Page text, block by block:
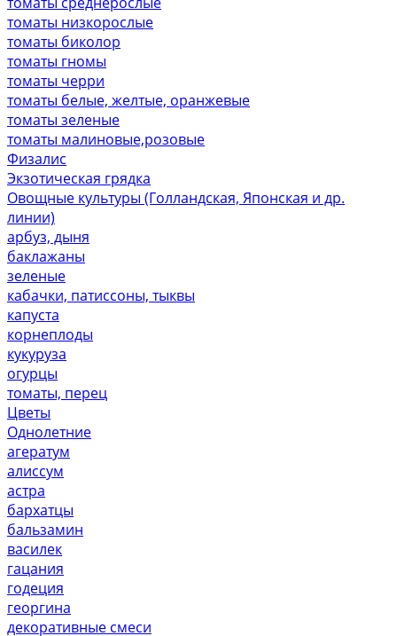
томаты низкорослые
томаты биколор
томаты гномы
томаты черри
томаты белые, желтые, оранжевые
томаты зеленые
томаты малиновые,розовые
Физалис
Экзотическая грядка
Овощные культуры (Голландская, Японская и др.
линии)
арбуз, дыня
баклажаны
зеленые
кабачки, патиссоны, тыквы
капуста
корнеплоды
кукуруза
огурцы
томаты, перец
Цветы
Однолетние
агератум
алиссум
астра
бархатцы
бальзамин
василек
гацания
годеция
георгина
декоративные смеси